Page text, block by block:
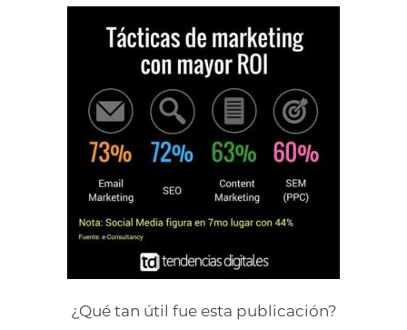
¿Qué tan útil fue esta publicación?